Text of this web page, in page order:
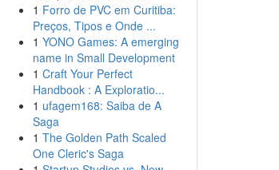
1 Forro de PVC em Curitiba:
Preços, Tipos e Onde ...
1 YONO Games: A emerging
name in Small Development
1 Craft Your Perfect
Handbook : A Exploratio...
1 ufagem168: Saiba de A
Saga
1 The Golden Path Scaled
One Cleric's Saga